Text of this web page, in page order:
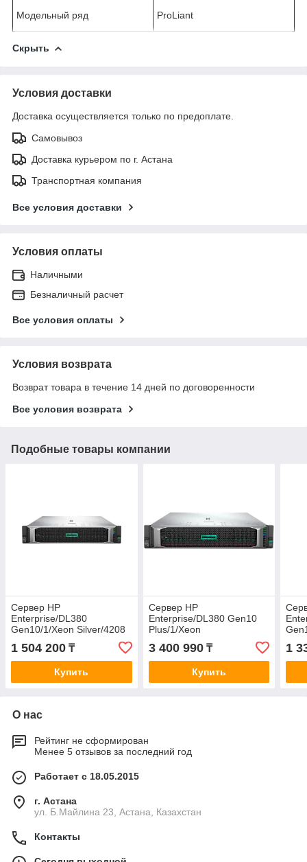
Модельный ряд ProLiant
Скрыть
Условия доставки
Доставка осуществляется только по предоплате.
Самовывоз
Доставка курьером по г. Астана
Транспортная компания
Все условия доставки
Условия оплаты
Наличными
Безналичный расчет
Все условия оплаты
Условия возврата
Возврат товара в течение 14 дней по договоренности
Все условия возврата
Подобные товары компании
Сервер HP
Enterprise/DL380
Gen10/1/Xeon Silver/4208
(8C/16T 11Mb)/2,1 GHz/32
Gb/MR416i-p/4GB/8 SFF
Basic Carri
1 504 200 ₸
Купить
Сервер HP
Enterprise/DL380 Gen10
Plus/1/Xeon
Gold/5318Y(24C/48T
36Mb)/2,1 GHz/2x16
Gb/E208i-a/2x960 Gb MU
3 400 990₸
Купить
Gb/
1
О нас
Рейтинг не сформирован
Менее 5 отзывов за последний год
Работает с 18.05.2015
г. Астана
ул. Б.Майлина 23, Астана, Казахстан
Контакты